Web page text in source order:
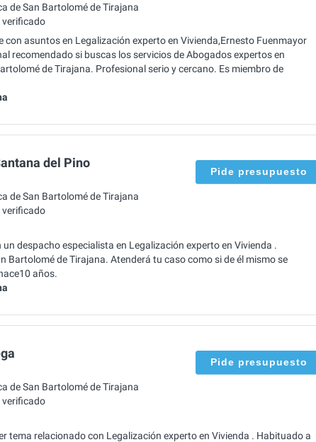
de San Bartolomé de Tirajana
verificado
con asuntos en Legalización experto en Vivienda,Ernesto Fuenmayor
recomendado si buscas los servicios de Abogados expertos en
de Tirajana. Profesional serio y cercano. Es miembro de
del Pino
de San Bartolomé de Tirajana
verificado
Pide presupuesto
despacho especialista en Legalización experto en Vivienda .
Bartolomé de Tirajana. Atenderá tu caso como si de él mismo se
años.
de San Bartolomé de Tirajana
verificado
Pide presupuesto
tema relacionado con Legalización experto en Vivienda . Habituado a